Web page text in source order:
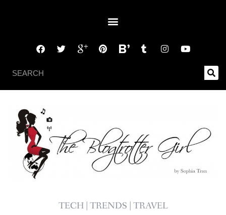
TECH | TRENDS | TRAVEL